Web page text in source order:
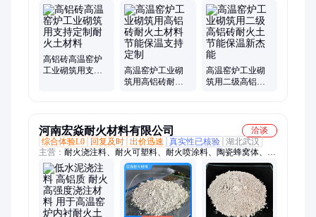
玉耐火砖、耐火浇注料、耐火匣钵、轻质浇注料
高铝砖高温窑炉
工业砌筑用支持
高温窑炉工业砌
筑用高铝砖耐火
高温窑炉工业砌
筑用二级高铝砖
河南宏焱耐火材料有限公司
洽谈
综合体验L0
回复及时 出价迅速 真实性已核验 湖北武汉
主营： 耐火浇注料、耐火可塑料、耐火喷涂料、陶瓷蜂窝体、刚
玉蓄热球